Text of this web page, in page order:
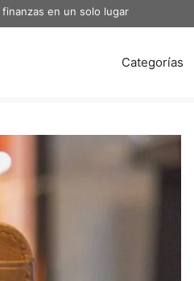
en un solo lugar
Categorías